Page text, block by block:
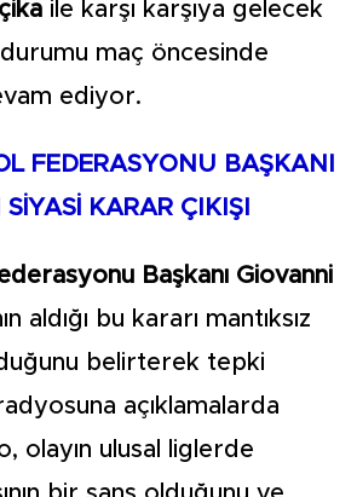
ile karşı karşıya gelecek
maç öncesinde
ediyor.
FEDERASYONU BAŞKANI
KARAR ÇIKIŞI
Başkanı Giovanni
aldığı bu kararı mantıksız
belirterek tepki
açıklamalarda
olayın ulusal liglerde